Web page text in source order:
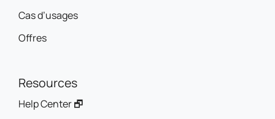
Cas d’usages
Offres
Resources
Help Center 🗗